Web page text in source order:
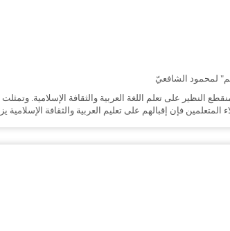
لمحمود الشافعيّ
النظير على تعلم اللغة العربية والثقافة الإسلامية.
فإن إقبالهم على تعليم العربية والثقافة الإسلامية